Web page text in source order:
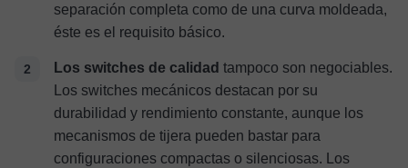
separación completa como de una curva moldeada,
éste es el requisito básico.
Los switches de calidad tampoco son negociables.
Los switches mecánicos destacan por su
durabilidad y rendimiento constante, aunque los
mecanismos de tijera pueden bastar para
configuraciones compactas o silenciosas. Los